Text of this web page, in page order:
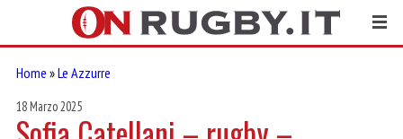
Home »Le Azzurre
18 Marzo 2025